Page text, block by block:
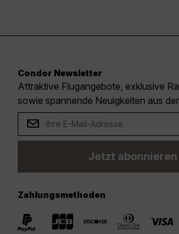
Condor Newsletter
Attraktive Flugangebote, exklusive
sowie spannende Neuigkeiten aus
Jetzt abonnieren
Zahlungsmethoden